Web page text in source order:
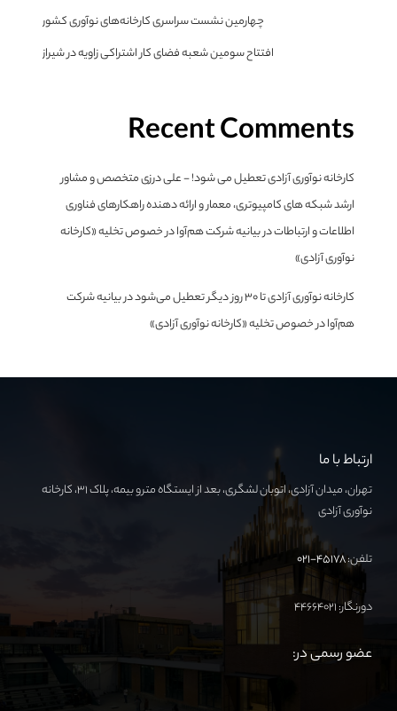
چهارمین نشست سراسری کارخانه‌های نوآوری کشور
افتتاح سومین شعبه فضای کار اشتراکی زاویه در شیراز
Recent Comments
کارخانه نوآوری آزادی تعطیل می شود! - علی درزی متخصص و مشاور
ارشد شبکه های کامپیوتری، معمار و ارائه دهنده راهکارهای فناوری
اطلاعات و ارتباطاتدربیانیه شرکت هم‌آوا در خصوص تخلیه «کارخانه
نوآوری آزادی»
کارخانه نوآوری آزادی تا ۳۰ روز دیگر تعطیل می‌شود دربیانیه شرکت
هم‌آوا در خصوص تخلیه «کارخانه نوآوری آزادی»
ارتباط با ما
تهران، میدان آزادی، اتوبان لشگری، بعد از ایستگاه مترو بیمه، پلاک ۳۱، کارخانه
نوآوری آزادی
تلفن:۴۵۱۷۸-۰۲۱
دورنگار: ۴۴۶۶۴۰۲۱
عضو رسمی در: